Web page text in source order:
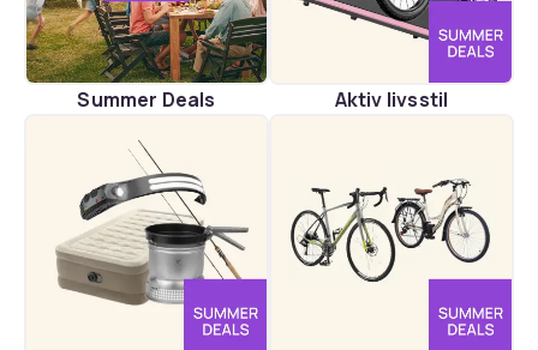
Summer Deals Aktiv livsstil